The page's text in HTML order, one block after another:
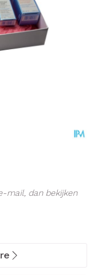
mail, dan bekijken